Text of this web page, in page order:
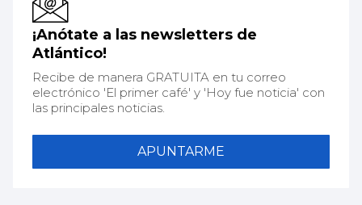
¡Anótate a las newsletters de
Atlántico!
Recibe de manera GRATUITA en tu correo
electrónico 'El primer café' y 'Hoy fue noticia' con
las principales noticias.
APUNTARME